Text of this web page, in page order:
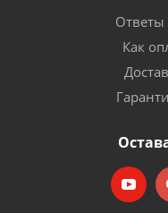
Ответы
Как